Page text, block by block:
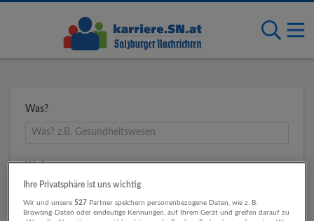
Was?
Wo?
Ihre Privatsphäre ist uns wichtig
Wir und unsere527 Partner speichern personenbezogene Daten, wie z. B.
Browsing-Daten oder eindeutige Kennungen, auf Ihrem Gerät und greifen darauf zu